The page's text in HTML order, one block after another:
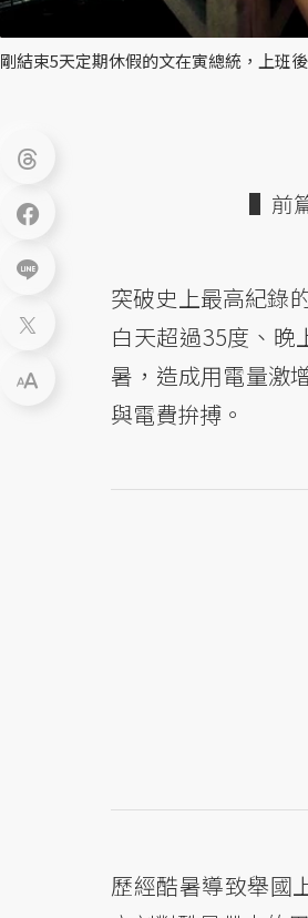
剛結束5天定期休假的文在寅總統，上班
▌前
突破史上最高紀錄
白天超過35度、晚
暑，造成用電量激
與電費拚搏。
歷經酷暑導致舉國